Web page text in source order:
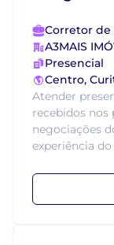
Corretor de
A3MAIS
Presencial
Centro,
Atender
recebidos nos
negociações
experiência